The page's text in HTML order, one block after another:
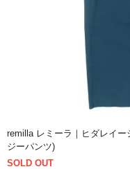
remilla レミーラ｜ヒダレイ
ジーパンツ)
SOLD OUT